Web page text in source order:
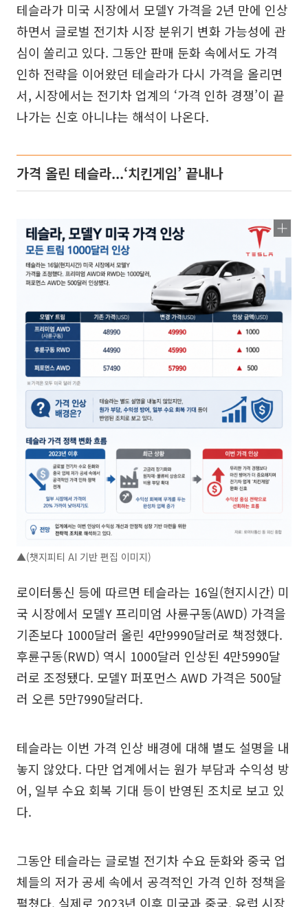
테슬라가 미국 시장에서 모델Y 가격을 2년 만에 인상
하면서 글로벌 전기차 시장 분위기 변화 가능성에 관
심이 쏠리고 있다. 그동안 판매 둔화 속에서도 가격
인하 전략을 이어왔던 테슬라가 다시 가격을 올리면
서, 시장에서는 전기차 업계의 ‘가격 인하 경쟁’이 끝
나가는 신호 아니냐는 해석이 나온다.
가격 올린 테슬라...‘치킨게임’ 끝내나
▲(챗지피티 AI 기반 편집 이미지)
로이터통신 등에 따르면 테슬라는 16일(현지시간) 미
국 시장에서 모델Y 프리미엄 사륜구동(AWD) 가격을
기존보다 1000달러 올린 4만9990달러로 책정했다.
후륜구동(RWD) 역시 1000달러 인상된 4만5990달
러로 조정됐다. 모델Y 퍼포먼스 AWD 가격은 500달
러 오른 5만7990달러다.
테슬라는 이번 가격 인상 배경에 대해 별도 설명을 내
놓지 않았다. 다만 업계에서는 원가 부담과 수익성 방
어, 일부 수요 회복 기대 등이 반영된 조치로 보고 있
다.
그동안 테슬라는 글로벌 전기차 수요 둔화와 중국 업
체들의 저가 공세 속에서 공격적인 가격 인하 정책을
펼쳤다. 실제로 2023년 이후 미국과 중국, 유럽 시장